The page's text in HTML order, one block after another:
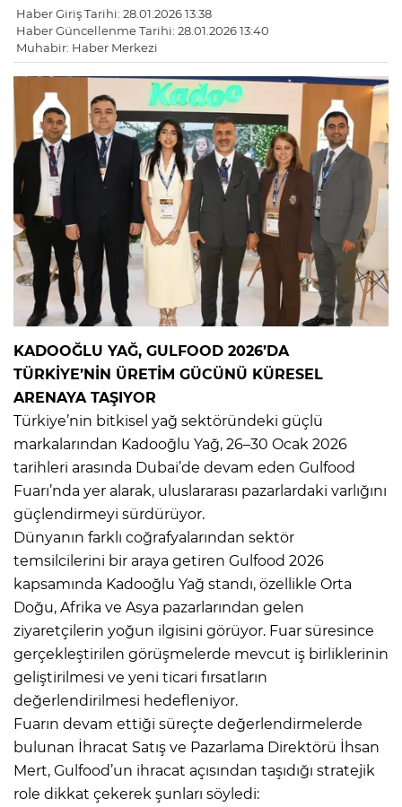
Haber Giriş Tarihi: 28.01.2026 13:38
Haber Güncellenme Tarihi: 28.01.2026 13:40
Muhabir: Haber Merkezi
KADOOĞLU YAĞ, GULFOOD 2026’DA
TÜRKİYE’NİN ÜRETİM GÜCÜNÜ KÜRESEL
ARENAYA TAŞIYOR
Türkiye’nin bitkisel yağ sektöründeki güçlü
markalarından Kadooğlu Yağ, 26–30 Ocak 2026
tarihleri arasında Dubai’de devam eden Gulfood
Fuarı’nda yer alarak, uluslararası pazarlardaki varlığını
güçlendirmeyi sürdürüyor.
Dünyanın farklı coğrafyalarından sektör
temsilcilerini bir araya getiren Gulfood 2026
kapsamında Kadooğlu Yağ standı, özellikle Orta
Doğu, Afrika ve Asya pazarlarından gelen
ziyaretçilerin yoğun ilgisini görüyor. Fuar süresince
gerçekleştirilen görüşmelerde mevcut iş birliklerinin
geliştirilmesi ve yeni ticari fırsatların
değerlendirilmesi hedefleniyor.
Fuarın devam ettiği süreçte değerlendirmelerde
bulunan İhracat Satış ve Pazarlama Direktörü İhsan
Mert, Gulfood’un ihracat açısından taşıdığı stratejik
role dikkat çekerek şunları söyledi: